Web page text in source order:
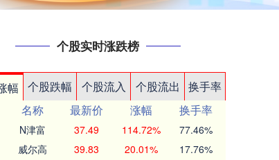
个股实时涨跌榜
幅 个股跌幅 个股流入 个股流出
换手率
名称 最新价 涨幅
换手率
N津富 37.49 114.72% 77.46%
威尔高 39.83 20.01% 17.76%